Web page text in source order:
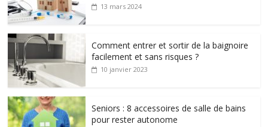
13 mars 2024
Comment entrer et sortir de la baignoire
facilement et sans risques ?
10 janvier 2023
Seniors : 8 accessoires de salle de bains
pour rester autonome